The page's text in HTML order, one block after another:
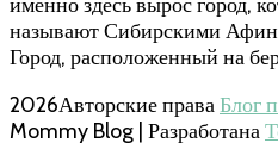
называют Сибирскими
Город, расположенный на
2026Авторские праваБлог
Mommy Blog | Разработана